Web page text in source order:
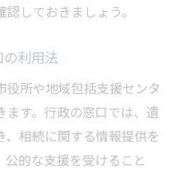
しておきましょう。
利用法
所や地域包括支援センタ
す。行政の窓口では、遺
相続に関する情報提供を
的な支援を受けること